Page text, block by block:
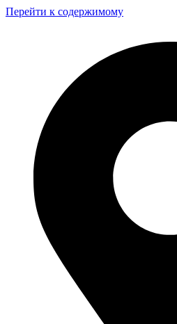
Перейти к содержимому